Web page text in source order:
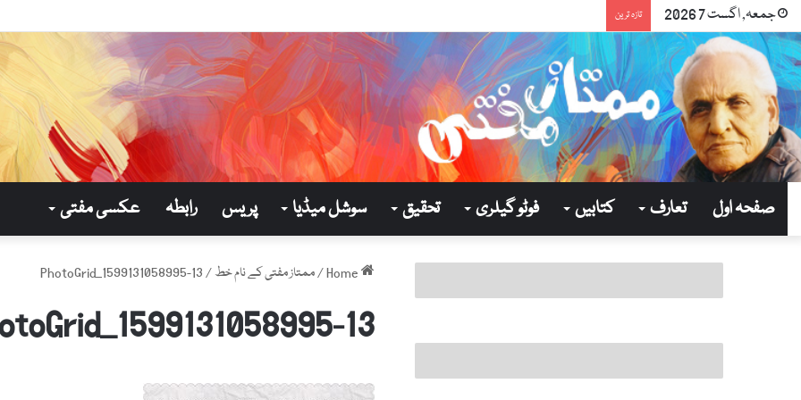
جمعہ, اگست 7 2026 تازہ ترین
صفحہ اول تعارف کتابیں فوٹو گیلری تحقیق سوشل میڈیا پریس رابطہ عکسی مفتی
/ممتاز مفتی کے نام خط/
PhotoGrid_1599131058995-13
13